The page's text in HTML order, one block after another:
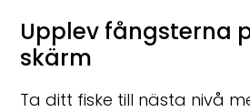
Upplev fångsterna
skärm
Ta ditt fiske till nästa nivå